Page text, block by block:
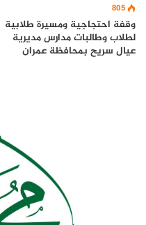
805
وقفة احتجاجية ومسيرة طلابية
لطلاب وطالبات مدارس مديرية
عيال سريح بمحافظة عمران